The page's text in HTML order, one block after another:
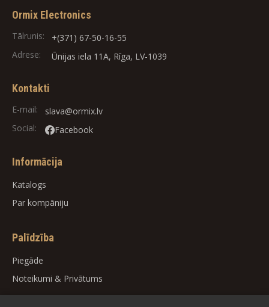
Ormix Electronics
Tālrunis:
+(371) 67-50-16-55
Adrese:
Ūnijas iela 11A, Rīga, LV-1039
Kontakti
E-mail:
slava@ormix.lv
Social:
Facebook
Informācija
Katalogs
Par kompāniju
Palīdzība
Piegāde
Noteikumi & Privātums